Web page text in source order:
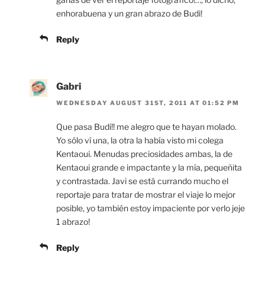
enhorabuena y un gran abrazo de Budi!
Reply
Gabri
WEDNESDAY AUGUST 31ST, 2011 AT 01:52 PM
Que pasa Budi!! me alegro que te hayan molado.
Yo sólo ví una, la otra la había visto mi colega
Kentaoui. Menudas preciosidades ambas, la de
Kentaoui grande e impactante y la mía, pequeñita
y contrastada. Javi se está currando mucho el
reportaje para tratar de mostrar el viaje lo mejor
posible, yo también estoy impaciente por verlo jeje
1 abrazo!
Reply